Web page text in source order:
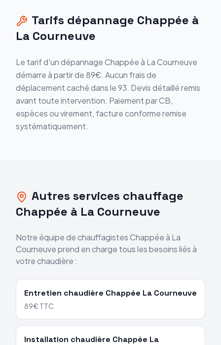
Tarifs dépannage Chappée à
La Courneuve
Le tarif d'undépannageChappéeà La Courneuve
démarreà partir de 89€. Aucun frais de
déplacement caché dans le93. Devis détaillé remis
avant toute intervention. Paiement par CB,
espèces ou virement, facture conforme remise
systématiquement.
Autres services chauffage
Chappée à La Courneuve
Notre équipe de chauffagistesChappéeà La
Courneuveprend en charge tous les besoins liés à
votre chaudière :
Entretien chaudière Chappée La Courneuve
89€ TTC
Installation chaudière Chappée La